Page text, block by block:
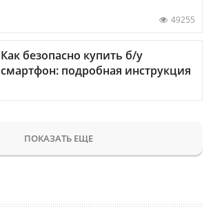
49255
Как безопасно купить б/у
смартфон: подробная инструкция
ПОКАЗАТЬ ЕЩЕ